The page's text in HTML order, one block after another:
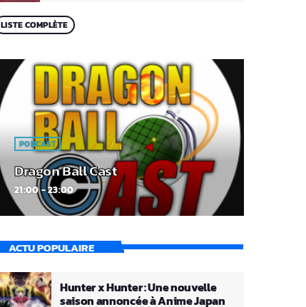
LISTE COMPLÈTE
PODCAST
Dragon Ball Cast
21:00 - 23:00
ACTU POPULAIRE
Hunter x Hunter : Une nouvelle
saison annoncée à Anime Japan